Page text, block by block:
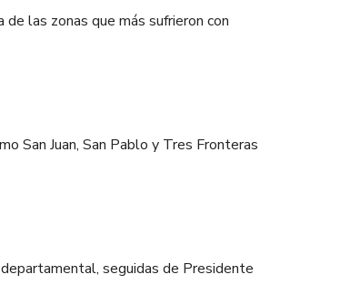
las zonas que más sufrieron con
San Juan, San Pablo y Tres Fronteras
seguidas de Presidente